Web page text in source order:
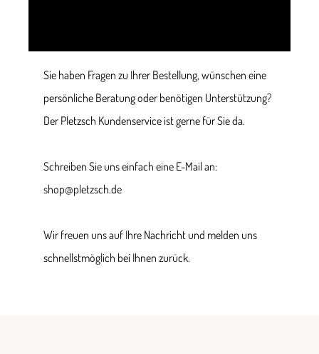
Sie haben Fragen zu Ihrer Bestellung, wünschen eine
persönliche Beratung oder benötigen Unterstützung?
Der Pletzsch Kundenservice ist gerne für Sie da.
Schreiben Sie uns einfach eine E-Mail an:
shop@pletzsch.de
Wir freuen uns auf Ihre Nachricht und melden uns
schnellstmöglich bei Ihnen zurück.